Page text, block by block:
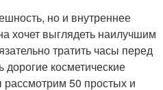
но и внутреннее
хочет выглядеть наилучшим
тратить часы перед
дорогие косметические
рассмотрим 50 простых и